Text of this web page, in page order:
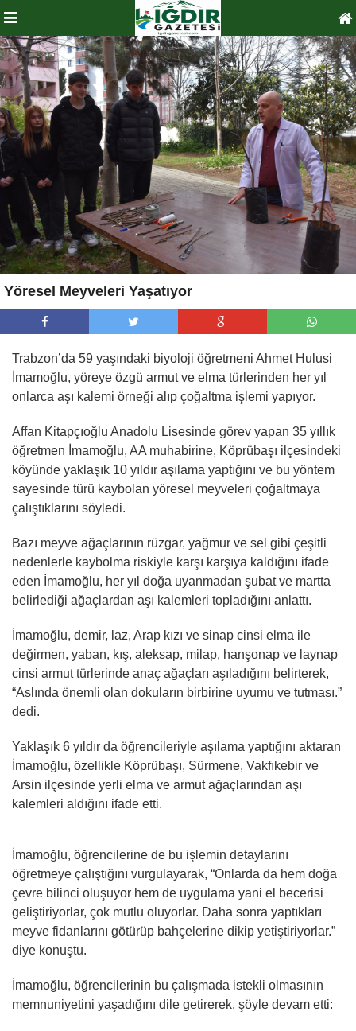
Yöresel Meyveleri Yaşatıyor
Trabzon’da 59 yaşındaki biyoloji öğretmeni Ahmet Hulusi
İmamoğlu, yöreye özgü armut ve elma türlerinden her yıl
onlarca aşı kalemi örneği alıp çoğaltma işlemi yapıyor.
Affan Kitapçıoğlu Anadolu Lisesinde görev yapan 35 yıllık
öğretmen İmamoğlu, AA muhabirine, Köprübaşı ilçesindeki
köyünde yaklaşık 10 yıldır aşılama yaptığını ve bu yöntem
sayesinde türü kaybolan yöresel meyveleri çoğaltmaya
çalıştıklarını söyledi.
Bazı meyve ağaçlarının rüzgar, yağmur ve sel gibi çeşitli
nedenlerle kaybolma riskiyle karşı karşıya kaldığını ifade
eden İmamoğlu, her yıl doğa uyanmadan şubat ve martta
belirlediği ağaçlardan aşı kalemleri topladığını anlattı.
İmamoğlu, demir, laz, Arap kızı ve sinap cinsi elma ile
değirmen, yaban, kış, aleksap, milap, hanşonap ve laynap
cinsi armut türlerinde anaç ağaçları aşıladığını belirterek,
“Aslında önemli olan dokuların birbirine uyumu ve tutması.”
dedi.
Yaklaşık 6 yıldır da öğrencileriyle aşılama yaptığını aktaran
İmamoğlu, özellikle Köprübaşı, Sürmene, Vakfıkebir ve
Arsin ilçesinde yerli elma ve armut ağaçlarından aşı
kalemleri aldığını ifade etti.
İmamoğlu, öğrencilerine de bu işlemin detaylarını
öğretmeye çalıştığını vurgulayarak, “Onlarda da hem doğa
çevre bilinci oluşuyor hem de uygulama yani el becerisi
geliştiriyorlar, çok mutlu oluyorlar. Daha sonra yaptıkları
meyve fidanlarını götürüp bahçelerine dikip yetiştiriyorlar.”
diye konuştu.
İmamoğlu, öğrencilerinin bu çalışmada istekli olmasının
memnuniyetini yaşadığını dile getirerek, şöyle devam etti: